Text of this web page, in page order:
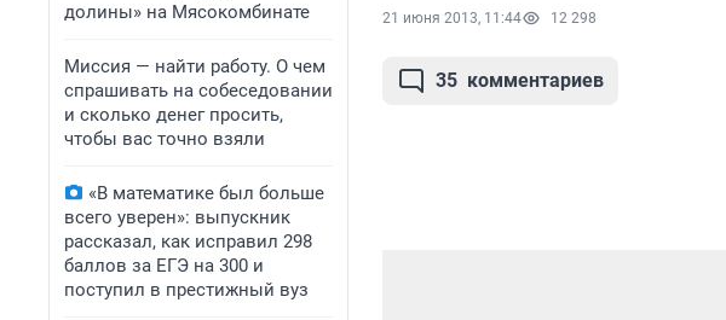
долины» на Мясокомбинате
Миссия — найти работу. О чем
спрашивать на собеседовании
и сколько денег просить,
чтобы вас точно взяли
«В математике был больше
всего уверен»: выпускник
рассказал, как исправил 298
баллов за ЕГЭ на 300 и
поступил в престижный вуз
21 июня 2013, 11:44 12 298
35 комментариев